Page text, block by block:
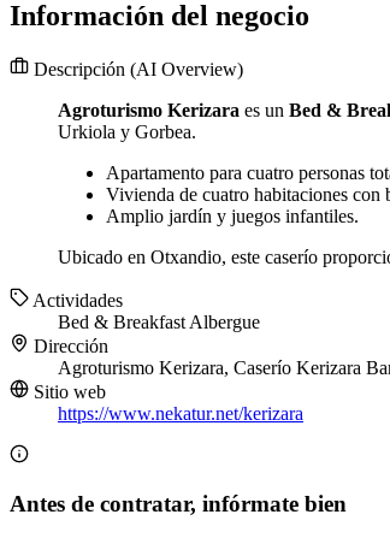
Información del negocio
Descripción (AI Overview)
Agroturismo Kerizara es un Bed &
Urkiola y Gorbea.
Apartamento para cuatro personas
Vivienda de cuatro habitaciones con
Amplio jardín y juegos infantiles.
Ubicado en Otxandio, este caserío
Actividades
Bed & Breakfast Albergue
Dirección
Agroturismo Kerizara, Caserío Kerizara
Sitio web
https://www.nekatur.net/kerizara
Antes de contratar, infórmate bien